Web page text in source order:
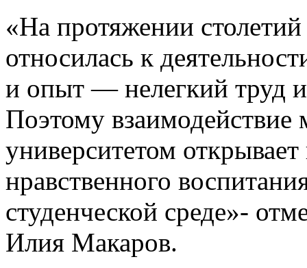
«На протяжении
относилась к
и опыт — нелегкий труд
Поэтому
университетом
нравственного
студенческой среде»-
Илия Макаров.